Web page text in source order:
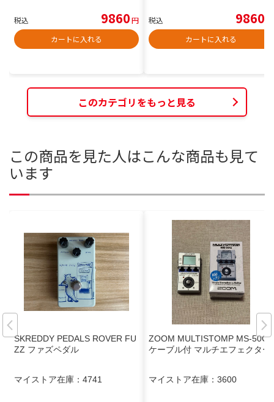
税込 9860円
カートに入れる
税込 9860
カートに入れる
このカテゴリをもっと見る
この商品を見た人はこんな商品も見て
います
SKREDDY PEDALS ROVER FU
ZZ ファズペダル
マイストア在庫： 4741
ZOOM MULTISTOMP MS-50G
ケーブル付 マルチエフェクター
マイストア在庫： 3600